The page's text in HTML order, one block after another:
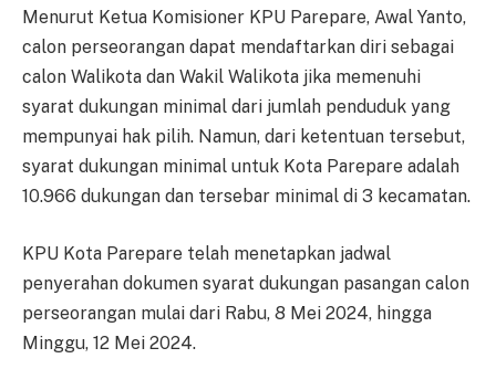
Menurut Ketua Komisioner KPU Parepare, Awal Yanto,
calon perseorangan dapat mendaftarkan diri sebagai
calon Walikota dan Wakil Walikota jika memenuhi
syarat dukungan minimal dari jumlah penduduk yang
mempunyai hak pilih. Namun, dari ketentuan tersebut,
syarat dukungan minimal untuk Kota Parepare adalah
10.966 dukungan dan tersebar minimal di 3 kecamatan.
KPU Kota Parepare telah menetapkan jadwal
penyerahan dokumen syarat dukungan pasangan calon
perseorangan mulai dari Rabu, 8 Mei 2024, hingga
Minggu, 12 Mei 2024.